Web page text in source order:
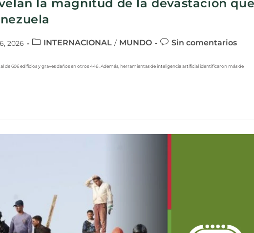
la magnitud de la devastación
2026 INTERNACIONAL / MUNDO Sin comentarios
606 edificios y graves daños en otros 448. Además, herramientas de inteligencia artificial identificaron más de